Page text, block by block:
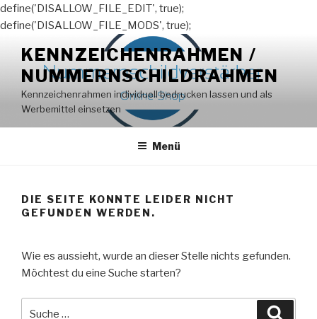
define('DISALLOW_FILE_EDIT', true);
define('DISALLOW_FILE_MODS', true);
Inhalt
springen
KENNZEICHENRAHMEN /
NUMMERNSCHILDRAHMEN
Kennzeichenrahmen individuell bedrucken lassen und als
Werbemittel einsetzen
Menü
DIE SEITE KONNTE LEIDER NICHT
GEFUNDEN WERDEN.
Wie es aussieht, wurde an dieser Stelle nichts gefunden.
Möchtest du eine Suche starten?